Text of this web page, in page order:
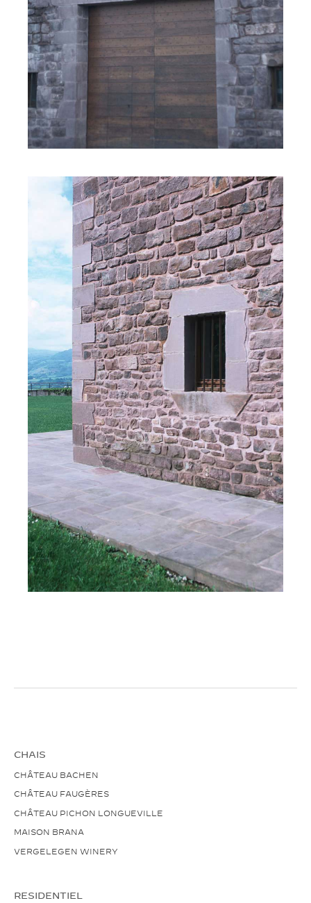
CHAIS
CHÂTEAU BACHEN
CHÂTEAU FAUGÈRES
CHÂTEAU PICHON LONGUEVILLE
MAISON BRANA
VERGELEGEN WINERY
RESIDENTIEL